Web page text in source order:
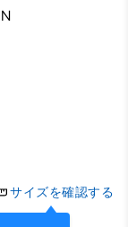
サイズを確認する